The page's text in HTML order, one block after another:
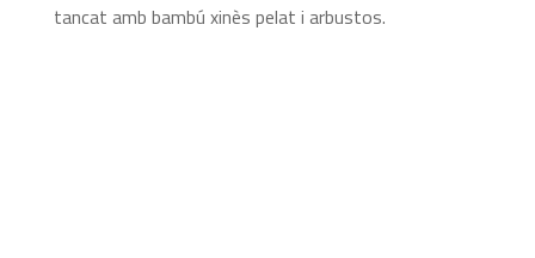
tancat amb bambú xinès pelat i arbustos.